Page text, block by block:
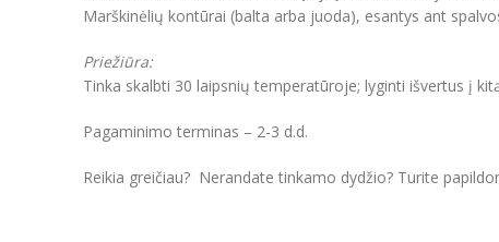
Marškinėlių kontūrai (balta arba juoda), esantys ant
Priežiūra:
Tinka skalbti 30 laipsnių temperatūroje; lyginti išvertus į
Pagaminimo terminas – 2-3 d.d.
Reikia greičiau? Nerandate tinkamo dydžio? Turite